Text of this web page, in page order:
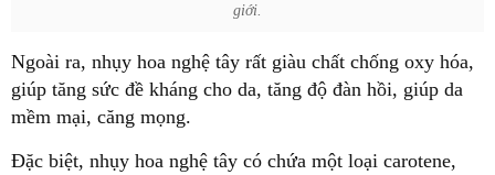
giới.
Ngoài ra, nhụy hoa nghệ tây rất giàu chất chống oxy hóa,
giúp tăng sức đề kháng cho da, tăng độ đàn hồi, giúp da
mềm mại, căng mọng.
Đặc biệt, nhụy hoa nghệ tây có chứa một loại carotene,